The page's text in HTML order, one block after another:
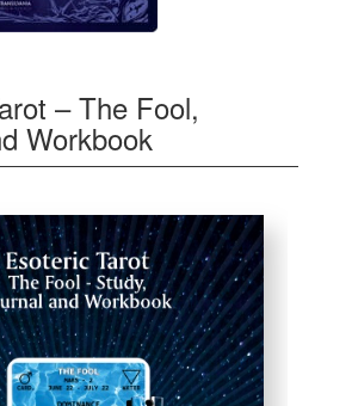
– The Fool,
Workbook